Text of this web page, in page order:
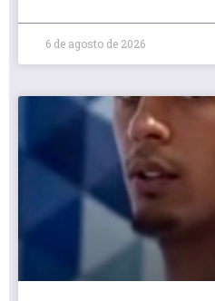
6 de agosto de 2026